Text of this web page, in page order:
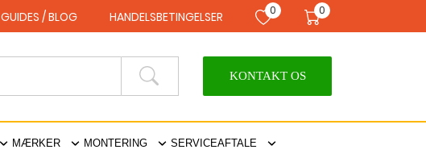
GUIDES / BLOG HANDELSBETINGELSER 0 0
KONTAKT OS
MÆRKER MONTERING SERVICEAFTALE